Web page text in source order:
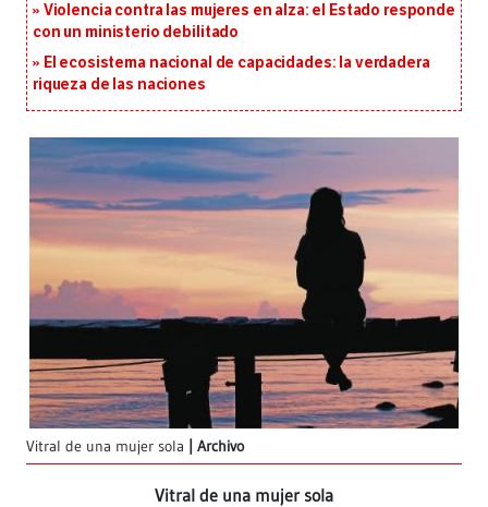
Violencia contra las mujeres en alza: el Estado responde
con un ministerio debilitado
El ecosistema nacional de capacidades: la verdadera
riqueza de las naciones
Vitral de una mujer sola Archivo
Vitral de una mujer sola